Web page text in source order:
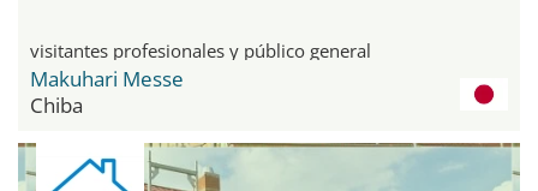
visitantes profesionales y público general
Makuhari Messe
Chiba